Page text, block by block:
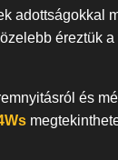
éreztük
és